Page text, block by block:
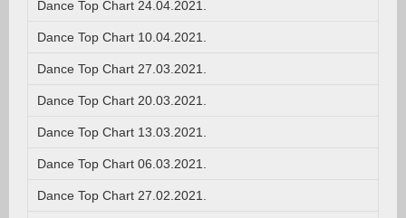
Dance Top Chart 24.04.2021.
Dance Top Chart 10.04.2021.
Dance Top Chart 27.03.2021.
Dance Top Chart 20.03.2021.
Dance Top Chart 13.03.2021.
Dance Top Chart 06.03.2021.
Dance Top Chart 27.02.2021.